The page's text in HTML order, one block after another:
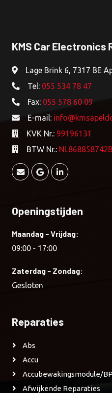
KMS Car Electronics
Lage Brink 6, 7317 BE
Tel: 055 534 78 47
Fax: 055 578 60 09
E-mail:
KVK Nr.: 99196131
BTW Nr.:
Openingstijden
Maandag - Vrijdag:
09:00 - 17:00
Zaterdag - Zondag:
Gesloten
Reparaties
Abs
Accu
Accubewakingsmodule/
Afwijkende Reparaties